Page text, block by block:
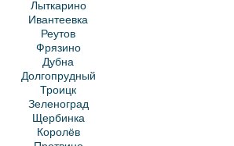
Лыткарино
Ивантеевка
Реутов
Фрязино
Дубна
Долгопрудный
Троицк
Зеленоград
Щербинка
Королёв